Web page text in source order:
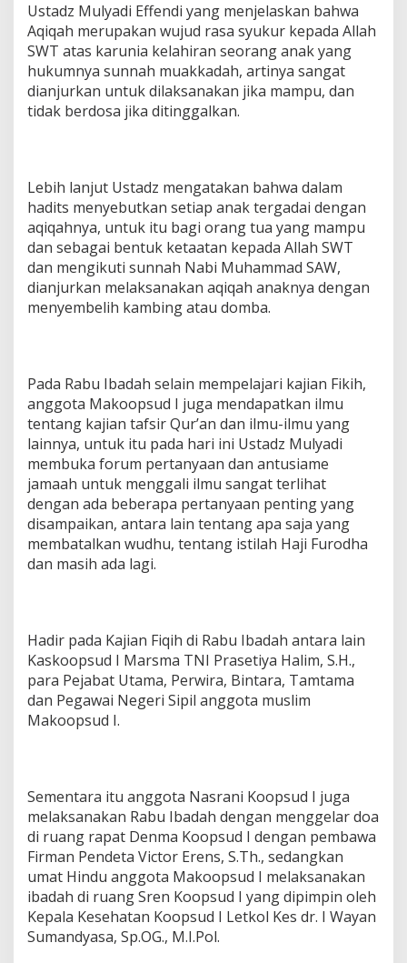
Ustadz Mulyadi Effendi yang menjelaskan bahwa
Aqiqah merupakan wujud rasa syukur kepada Allah
SWT atas karunia kelahiran seorang anak yang
hukumnya sunnah muakkadah, artinya sangat
dianjurkan untuk dilaksanakan jika mampu, dan
tidak berdosa jika ditinggalkan.
Lebih lanjut Ustadz mengatakan bahwa dalam
hadits menyebutkan setiap anak tergadai dengan
aqiqahnya, untuk itu bagi orang tua yang mampu
dan sebagai bentuk ketaatan kepada Allah SWT
dan mengikuti sunnah Nabi Muhammad SAW,
dianjurkan melaksanakan aqiqah anaknya dengan
menyembelih kambing atau domba.
Pada Rabu Ibadah selain mempelajari kajian Fikih,
anggota Makoopsud I juga mendapatkan ilmu
tentang kajian tafsir Qur’an dan ilmu-ilmu yang
lainnya, untuk itu pada hari ini Ustadz Mulyadi
membuka forum pertanyaan dan antusiame
jamaah untuk menggali ilmu sangat terlihat
dengan ada beberapa pertanyaan penting yang
disampaikan, antara lain tentang apa saja yang
membatalkan wudhu, tentang istilah Haji Furodha
dan masih ada lagi.
Hadir pada Kajian Fiqih di Rabu Ibadah antara lain
Kaskoopsud I Marsma TNI Prasetiya Halim, S.H.,
para Pejabat Utama, Perwira, Bintara, Tamtama
dan Pegawai Negeri Sipil anggota muslim
Makoopsud I.
Sementara itu anggota Nasrani Koopsud I juga
melaksanakan Rabu Ibadah dengan menggelar doa
di ruang rapat Denma Koopsud I dengan pembawa
Firman Pendeta Victor Erens, S.Th., sedangkan
umat Hindu anggota Makoopsud I melaksanakan
ibadah di ruang Sren Koopsud I yang dipimpin oleh
Kepala Kesehatan Koopsud I Letkol Kes dr. I Wayan
Sumandyasa, Sp.OG., M.I.Pol.